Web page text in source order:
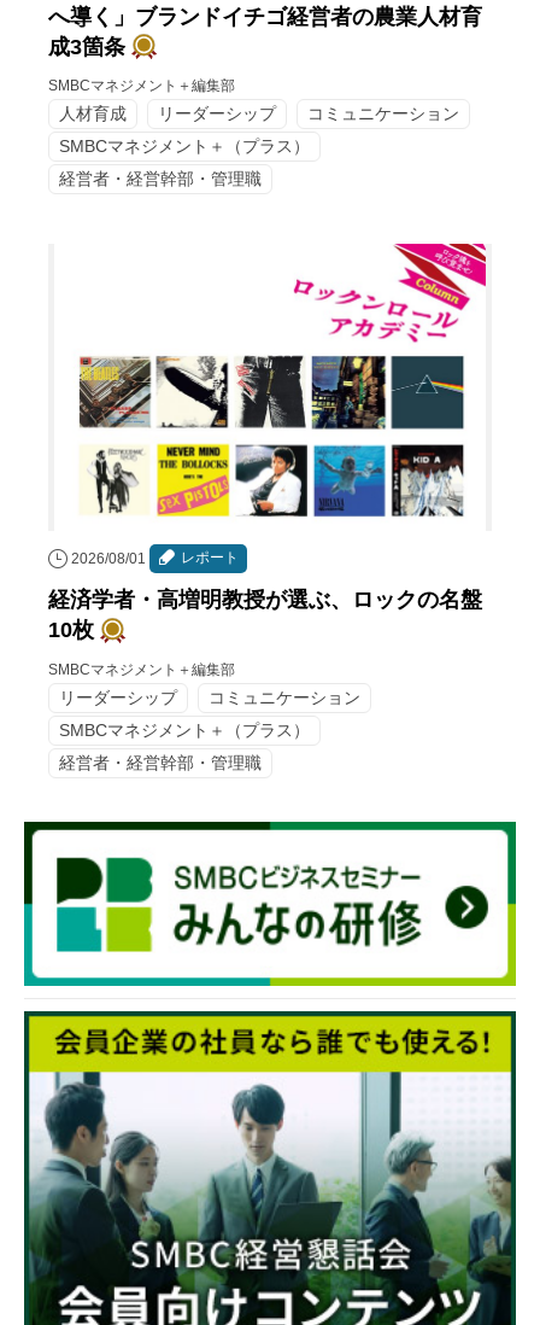
へ導く」ブランドイチゴ経営者の農業人材育
成3箇条
SMBCマネジメント＋編集部
人材育成 リーダーシップ
コミュニケーション
SMBCマネジメント＋（プラス）
経営者・経営幹部・管理職
2026/08/01 レポート
経済学者・高増明教授が選ぶ、ロックの名盤
10枚
SMBCマネジメント＋編集部
リーダーシップ
コミュニケーション
SMBCマネジメント＋（プラス）
経営者・経営幹部・管理職